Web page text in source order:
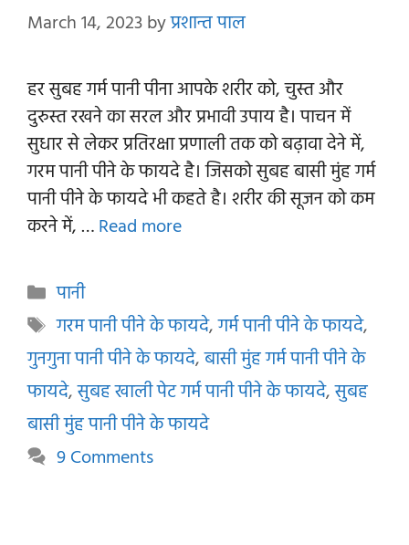
March 14, 2023byप्रशान्त पाल
हर सुबह गर्म पानी पीना आपके शरीर को, चुस्त और
दुरुस्त रखने का सरल और प्रभावी उपाय है। पाचन में
सुधार से लेकर प्रतिरक्षा प्रणाली तक को बढ़ावा देने में,
गरम पानी पीने के फायदे है। जिसको सुबह बासी मुंह गर्म
पानी पीने के फायदे भी कहते है। शरीर की सूजन को कम
करने में, …Read more
Categories
पानी
Tags
गरम पानी पीने के फायदे,गर्म पानी पीने के फायदे,
गुनगुना पानी पीने के फायदे,बासी मुंह गर्म पानी पीने के
फायदे,सुबह खाली पेट गर्म पानी पीने के फायदे,सुबह
बासी मुंह पानी पीने के फायदे
9 Comments